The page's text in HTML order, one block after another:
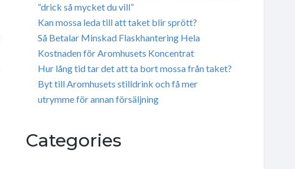
“drick så mycket du vill”
Kan mossa leda till att taket blir sprött?
Så Betalar Minskad Flaskhantering Hela
Kostnaden för Aromhusets Koncentrat
Hur lång tid tar det att ta bort mossa från taket?
Byt till Aromhusets stilldrink och få mer
utrymme för annan försäljning
Categories